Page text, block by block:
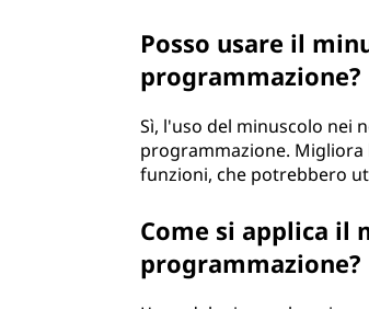
Posso usare il
programmazione?
Sì, l'uso del minuscolo nei
programmazione. Migliora
funzioni, che potrebbero
Come si applica il
programmazione?